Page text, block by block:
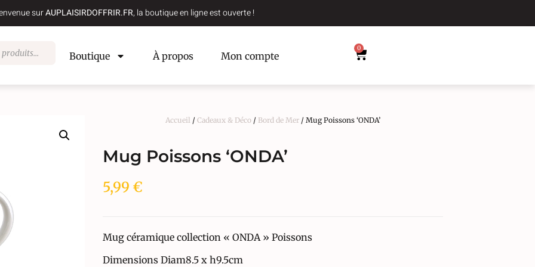
surAUPLAISIRDOFFRIR.FR, la boutique en ligne est ouverte !
Boutique À propos Mon compte
0
Accueil / Cadeaux & Déco / Bord de Mer / Mug Poissons ‘ONDA’
Mug Poissons ‘ONDA’
5,99 €
Mug céramique collection « ONDA » Poissons
Dimensions Diam8.5 x h9.5cm